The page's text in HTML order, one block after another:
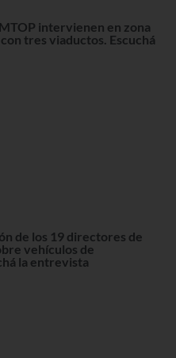
intervienen en zona
tres viaductos. Escuchá
de los 19 directores de
vehículos de
la entrevista